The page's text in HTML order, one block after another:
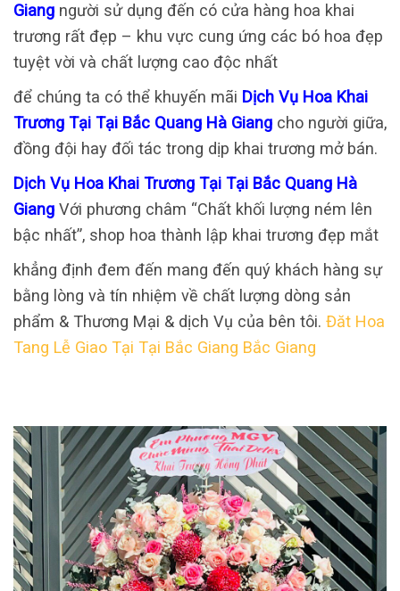
Giang người sử dụng đến có cửa hàng hoa khai
trương rất đẹp – khu vực cung ứng các bó hoa đẹp
tuyệt vời và chất lượng cao độc nhất
để chúng ta có thể khuyến mãi Dịch Vụ Hoa Khai
Trương Tại Tại Bắc Quang Hà Giang cho người giữa,
đồng đội hay đối tác trong dịp khai trương mở bán.
Dịch Vụ Hoa Khai Trương Tại Tại Bắc Quang Hà
Giang Với phương châm “Chất khối lượng ném lên
bậc nhất”, shop hoa thành lập khai trương đẹp mắt
khẳng định đem đến mang đến quý khách hàng sự
bằng lòng và tín nhiệm về chất lượng dòng sản
phẩm & Thương Mại & dịch Vụ của bên tôi. Đăt Hoa
Tang Lễ Giao Tại Tại Bắc Giang Bắc Giang